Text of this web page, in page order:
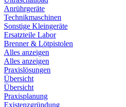
Anrührgeräte
Technikmaschinen
Sonstige Kleingeräte
Ersatzteile Labor
Brenner & Lötpistolen
Alles anzeigen
Alles anzeigen
Praxislösungen
Übersicht
Übersicht
Praxisplanung
Existenzgründung